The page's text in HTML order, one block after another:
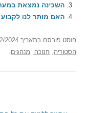
השכינה נמצאת
האם מותר לנו
פוסט פורסם בתאריך 2024
הסטוריה
חנוכה מנהגים